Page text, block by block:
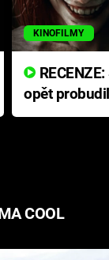
KINOFILMY
opět
přichází s
COOL